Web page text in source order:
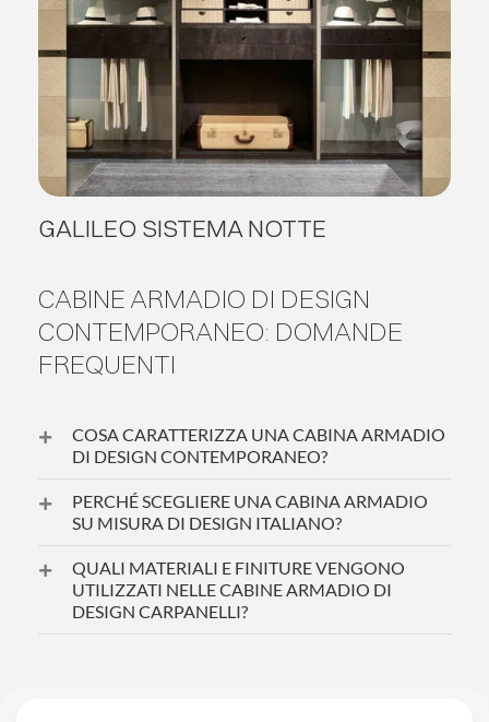
GALILEO SISTEMA NOTTE
CABINE ARMADIO DI DESIGN
CONTEMPORANEO: DOMANDE
FREQUENTI
COSA CARATTERIZZA UNA CABINA ARMADIO
DI DESIGN CONTEMPORANEO?
PERCHÉ SCEGLIERE UNA CABINA ARMADIO
SU MISURA DI DESIGN ITALIANO?
QUALI MATERIALI E FINITURE VENGONO
UTILIZZATI NELLE CABINE ARMADIO DI
DESIGN CARPANELLI?